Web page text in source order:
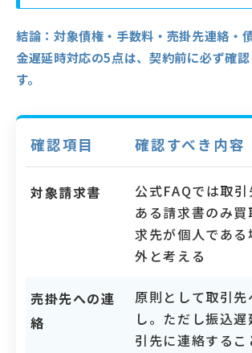
結論： 対象債権・手数料・売掛先連絡・
金遅延時対応の5点は、契約前に必ず確
す。
確認項目 確認すべき内容
対象請求書
公式FAQでは取
ある請求書のみ
求先が個人である
外と考える
売掛先への連
絡
原則として取引先
し。ただし振込
引先に連絡するこ